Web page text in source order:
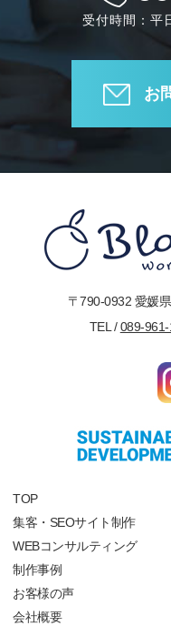
受付時間：平
お
〒790-0932 愛媛
TEL /089-
TOP
集客・SEOサイト制作
WEBコンサルティング
制作事例
お客様の声
会社概要